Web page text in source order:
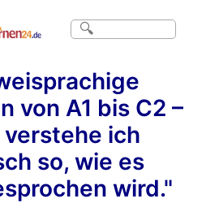
von A1 bis C2 –
ich
so, wie es
wird."